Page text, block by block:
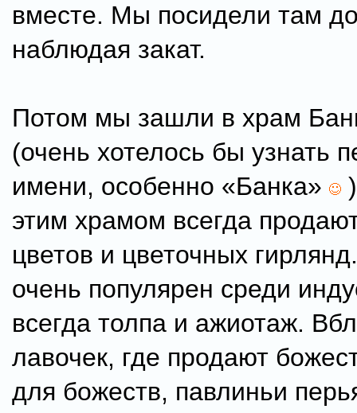
вместе. Мы посидели там
наблюдая закат.
Потом мы зашли в храм
(очень хотелось бы узнать
имени, особенно «Банка»
этим храмом всегда
цветов и цветочных
очень популярен среди
всегда толпа и ажиотаж.
лавочек, где продают
для божеств, павлиньи